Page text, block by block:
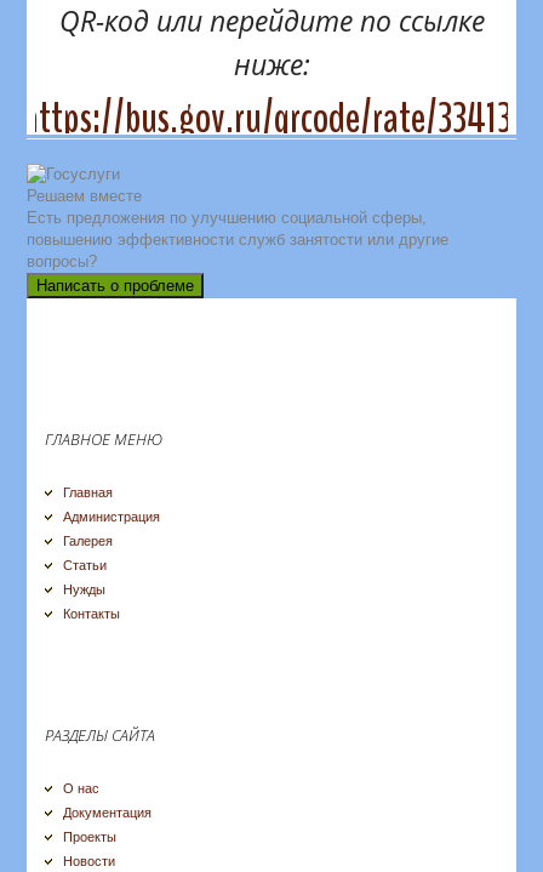
QR-код или перейдите по ссылке
ниже:
https://bus.gov.ru/qrcode/rate/334131
Решаем вместе
Есть предложения по улучшению социальной сферы,
повышению эффективности служб занятости или другие
вопросы?
Написать о проблеме
ГЛАВНОЕ МЕНЮ
Главная
Администрация
Галерея
Статьи
Нужды
Контакты
РАЗДЕЛЫ САЙТА
О нас
Документация
Проекты
Новости